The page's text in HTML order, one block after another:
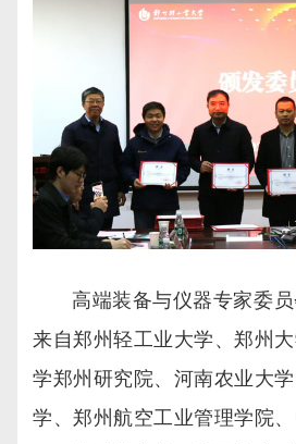
高端装备与仪器专家委
来自郑州轻工业大学、郑州
学郑州研究院、河南农业大
学、郑州航空工业管理学院